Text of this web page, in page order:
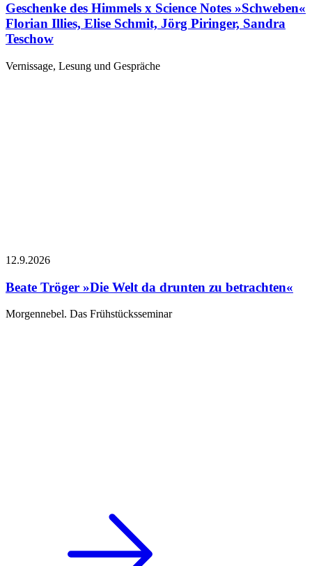
Geschenke des Himmels x Science Notes »Schweben«
Florian Illies, Elise Schmit, Jörg Piringer, Sandra
Teschow
Vernissage, Lesung und Gespräche
12.9.2026
Beate Tröger »Die Welt da drunten zu betrachten«
Morgennebel. Das Frühstücksseminar